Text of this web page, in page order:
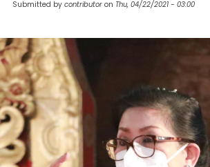
Submitted by contributor on Thu, 04/22/2021 - 03:00